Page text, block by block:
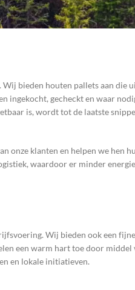
bieden houten pallets aan die
ingekocht, gecheckt en waar
is, wordt tot de laatste
onze klanten en helpen we hen
waardoor er minder
Wij bieden ook een
een warm hart toe door
en lokale initiatieven.